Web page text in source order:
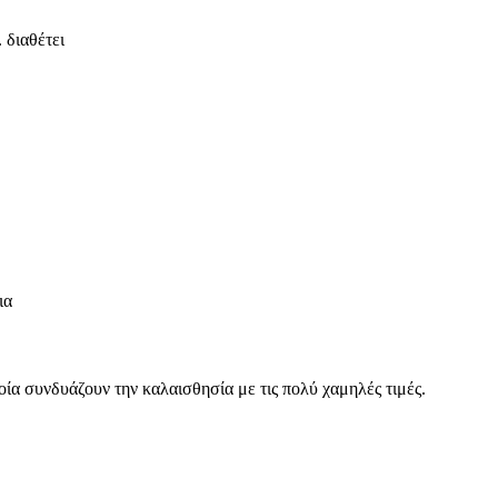
συνδυάζουν την καλαισθησία με τις πολύ χαμηλές τιμές.